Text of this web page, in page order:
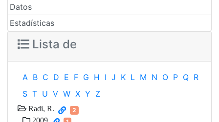
Datos
Estadísticas
Lista de
A B C D E F G H I J K L M N O P Q R
S T U V W X Y Z
Radi, R. 2
2009